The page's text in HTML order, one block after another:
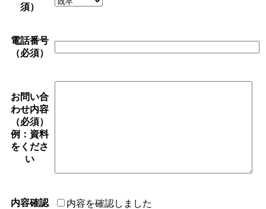
須）
電話番号
（必須）
お問い合
わせ内容
（必須）
例：資料
をくださ
い
内容確認 内容を確認しました